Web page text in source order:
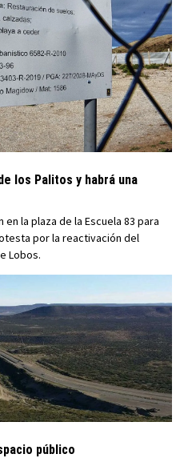
los Palitos y habrá una
la plaza de la Escuela 83 para
por la reactivación del
Lobos.
público